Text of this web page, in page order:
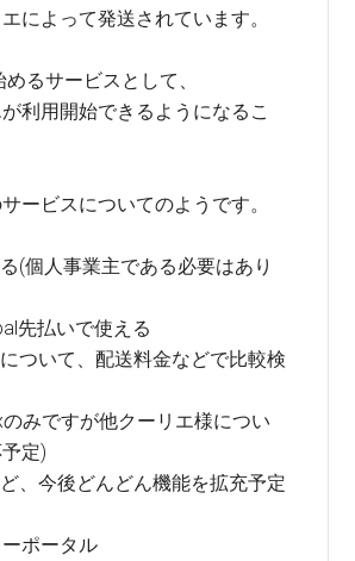
によって発送されています。
るサービスとして、
利用開始できるようになるこ
ービスについてのようです。
(個人事業主である必要はあり
先払いで使える
ついて、配送料金などで比較検
みですが他クーリエ様につい
定)
、今後どんどん機能を拡充予定
ポータル